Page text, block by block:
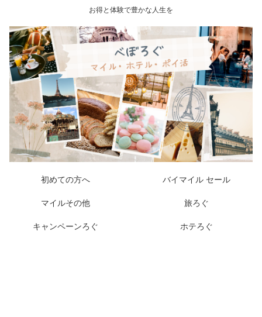
お得と体験で豊かな人生を
初めての方へ バイマイル セール
マイルその他 旅ろぐ
キャンペーンろぐ ホテろぐ